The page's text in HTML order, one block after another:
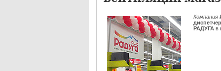
Компания
РАДУГА в